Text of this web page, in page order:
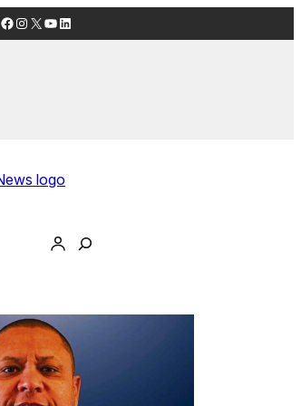
Facebook
Instagram
X YouTube
LinkedIn